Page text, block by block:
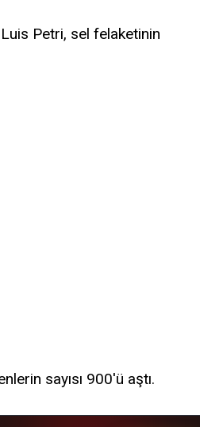
Petri, sel felaketinin
sayısı 900'ü aştı.